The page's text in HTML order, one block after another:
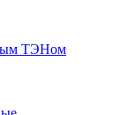
ТЭНом